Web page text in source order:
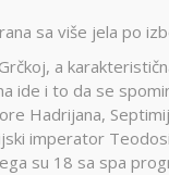
sa više jela po
a
ide i to da se
Hadrijana,
imperator
su 18 sa spa